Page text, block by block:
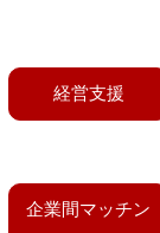
経営支援
企業間マッチン